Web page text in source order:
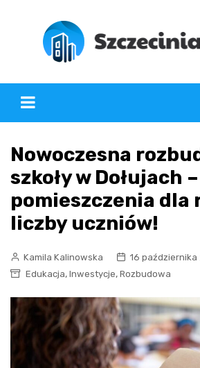
Nowoczesna
szkoły w Dołujach
pomieszczenia dla
liczby uczniów!
Kamila Kalinowska
16 października
Edukacja, Inwestycje, Rozbudowa